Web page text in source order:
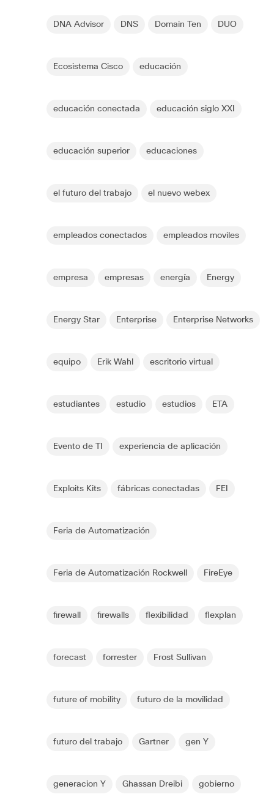
DNA Advisor DNS Domain Ten DUO
Ecosistema Cisco educación
educación conectada educación siglo XXI
educación superior educaciones
el futuro del trabajo el nuevo webex
empleados conectados empleados moviles
empresa empresas energía Energy
Energy Star Enterprise Enterprise Networks
equipo Erik Wahl escritorio virtual
estudiantes estudio estudios ETA
Evento de TI experiencia de aplicación
Exploits Kits fábricas conectadas FEI
Feria de Automatización
Feria de Automatización Rockwell FireEye
firewall firewalls flexibilidad flexplan
forecast forrester Frost Sullivan
future of mobility futuro de la movilidad
futuro del trabajo Gartner gen Y
generacion Y Ghassan Dreibi gobierno